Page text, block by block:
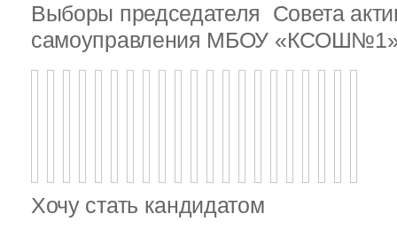
Выборы председателя Совета
самоуправления МБОУ
Хочу стать кандидатом